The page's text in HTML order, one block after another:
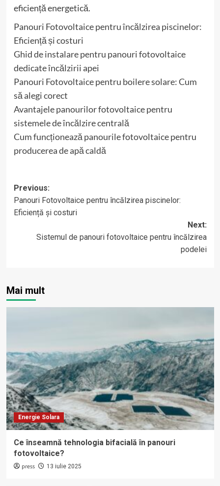
eficiență energetică.
Panouri Fotovoltaice pentru încălzirea piscinelor:
Eficiență și costuri
Ghid de instalare pentru panouri fotovoltaice
dedicate încălzirii apei
Panouri Fotovoltaice pentru boilere solare: Cum
să alegi corect
Avantajele panourilor fotovoltaice pentru
sistemele de încălzire centrală
Cum funcționează panourile fotovoltaice pentru
producerea de apă caldă
Post
navigation
Previous:
Panouri Fotovoltaice pentru încălzirea piscinelor:
Eficiență și costuri
Next:
Sistemul de panouri fotovoltaice pentru încălzirea
podelei
Mai mult
Energie Solara
Ce înseamnă tehnologia bifacială în panouri
fotovoltaice?
press 13 iulie 2025